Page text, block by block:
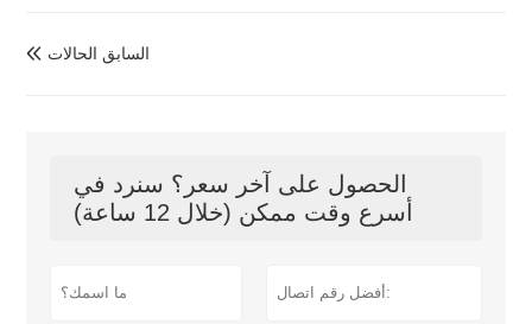
 السابق الحالات
الحصول على آخر سعر؟ سنرد في
أسرع وقت ممكن (خلال 12 ساعة)